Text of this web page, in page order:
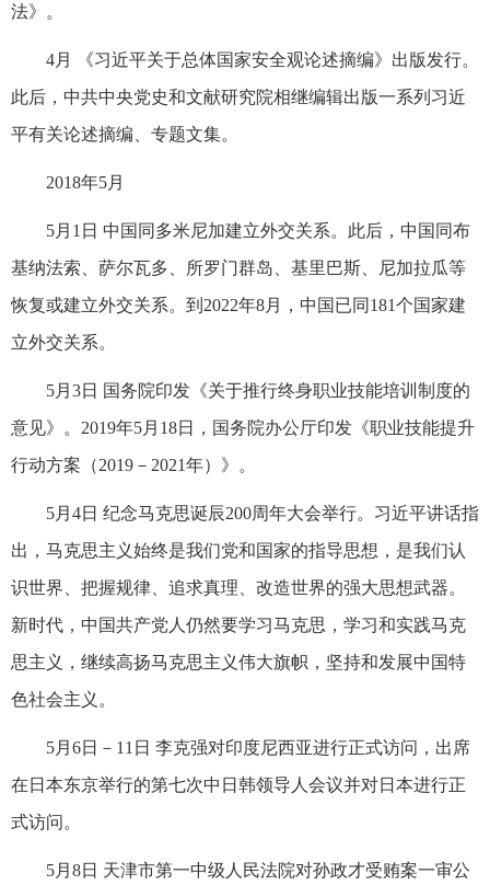
法》。
4月 《习近平关于总体国家安全观论述摘编》出版发行。
此后，中共中央党史和文献研究院相继编辑出版一系列习近
平有关论述摘编、专题文集。
2018年5月
5月1日 中国同多米尼加建立外交关系。此后，中国同布
基纳法索、萨尔瓦多、所罗门群岛、基里巴斯、尼加拉瓜等
恢复或建立外交关系。到2022年8月，中国已同181个国家建
立外交关系。
5月3日 国务院印发《关于推行终身职业技能培训制度的
意见》。2019年5月18日，国务院办公厅印发《职业技能提升
行动方案（2019－2021年）》。
5月4日 纪念马克思诞辰200周年大会举行。习近平讲话指
出，马克思主义始终是我们党和国家的指导思想，是我们认
识世界、把握规律、追求真理、改造世界的强大思想武器。
新时代，中国共产党人仍然要学习马克思，学习和实践马克
思主义，继续高扬马克思主义伟大旗帜，坚持和发展中国特
色社会主义。
5月6日－11日 李克强对印度尼西亚进行正式访问，出席
在日本东京举行的第七次中日韩领导人会议并对日本进行正
式访问。
5月8日 天津市第一中级人民法院对孙政才受贿案一审公